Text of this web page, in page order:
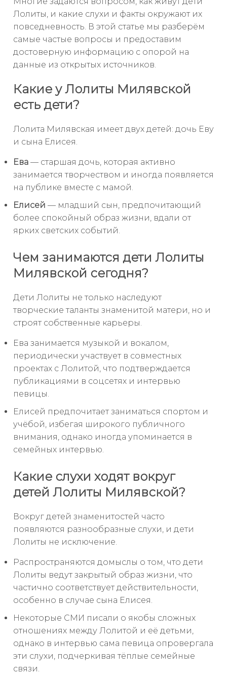
Лолиты, и какие слухи и факты окружают их
повседневность. В этой статье мы разберём
самые частые вопросы и предоставим
достоверную информацию с опорой на
данные из открытых источников.
Какие у Лолиты Милявской
есть дети?
Лолита Милявская имеет двух детей: дочь Еву
и сына Елисея.
Ева — старшая дочь, которая активно
занимается творчеством и иногда появляется
на публике вместе с мамой.
Елисей — младший сын, предпочитающий
более спокойный образ жизни, вдали от
ярких светских событий.
Чем занимаются дети Лолиты
Милявской сегодня?
Дети Лолиты не только наследуют
творческие таланты знаменитой матери, но и
строят собственные карьеры.
Ева занимается музыкой и вокалом,
периодически участвует в совместных
проектах с Лолитой, что подтверждается
публикациями в соцсетях и интервью
певицы.
Елисей предпочитает заниматься спортом и
учёбой, избегая широкого публичного
внимания, однако иногда упоминается в
семейных интервью.
Какие слухи ходят вокруг
детей Лолиты Милявской?
Вокруг детей знаменитостей часто
появляются разнообразные слухи, и дети
Лолиты не исключение.
Распространяются домыслы о том, что дети
Лолиты ведут закрытый образ жизни, что
частично соответствует действительности,
особенно в случае сына Елисея.
Некоторые СМИ писали о якобы сложных
отношениях между Лолитой и её детьми,
однако в интервью сама певица опровергала
эти слухи, подчеркивая тёплые семейные
связи.